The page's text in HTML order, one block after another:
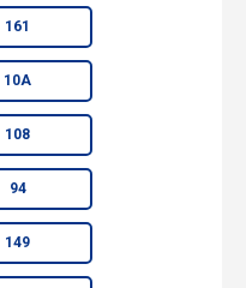
161
10А
108
94
149